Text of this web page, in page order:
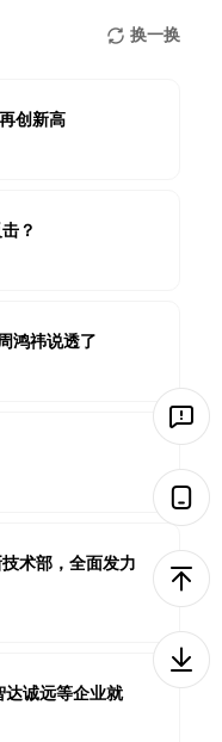
换一换
创新高
？
鸿祎说透了
术部，全面发力
达诚远等企业就